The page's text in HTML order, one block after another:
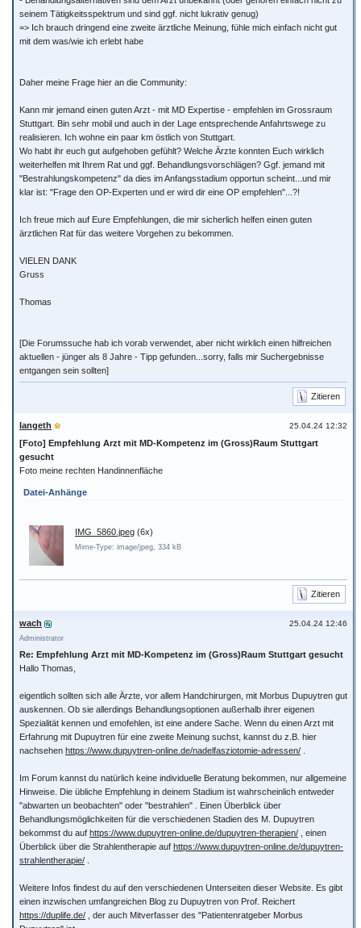
seinem Tätigkeitsspektrum und sind ggf. nicht lukrativ genug)
=> Ich brauch dringend eine zweite ärztliche Meinung, fühle mich einfach nicht gut
mit dem was/wie ich erlebt habe
Daher meine Frage hier an die Community:
Kann mir jemand einen guten Arzt - mit MD Expertise - empfehlen im Grossraum
Stuttgart. Bin sehr mobil und auch in der Lage entsprechende Anfahrtswege zu
realisieren. Ich wohne ein paar km östlich von Stuttgart.
Wo habt ihr euch gut aufgehoben gefühlt? Welche Ärzte konnten Euch wirklich
weiterhelfen mit Ihrem Rat und ggf. Behandlungsvorschlägen? Ggf. jemand mit
"Bestrahlungskompetenz" da dies im Anfangsstadium opportun scheint...und mir
klar ist: "Frage den OP-Experten und er wird dir eine OP empfehlen"...?!
Ich freue mich auf Eure Empfehlungen, die mir sicherlich helfen einen guten
ärztlichen Rat für das weitere Vorgehen zu bekommen.
VIELEN DANK
Gruss
Thomas
[Die Forumssuche hab ich vorab verwendet, aber nicht wirklich einen hilfreichen
aktuellen - jünger als 8 Jahre - Tipp gefunden...sorry, falls mir Suchergebnisse
entgangen sein sollten]
Zitieren
25.04.24 12:32
langeth
[Foto] Empfehlung Arzt mit MD-Kompetenz im (Gross)Raum Stuttgart
gesucht
Foto meine rechten Handinnenfläche
Datei-Anhänge
IMG_5860.jpeg (6x)
Mime-Type: image/jpeg, 334 kB
Zitieren
25.04.24 12:46
wach
Administrator
Re: Empfehlung Arzt mit MD-Kompetenz im (Gross)Raum Stuttgart gesucht
Hallo Thomas,
eigentlich sollten sich alle Ärzte, vor allem Handchirurgen, mit Morbus Dupuytren gut
auskennen. Ob sie allerdings Behandlungsoptionen außerhalb ihrer eigenen
Spezialität kennen und emofehlen, ist eine andere Sache. Wenn du einen Arzt mit
Erfahrung mit Dupuytren für eine zweite Meinung suchst, kannst du z.B. hier
nachsehen https://www.dupuytren-online.de/nadelfasziotomie-adressen/
Im Forum kannst du natürlich keine individuelle Beratung bekommen, nur allgemeine
Hinweise. Die übliche Empfehlung in deinem Stadium ist wahrscheinlich entweder
"abwarten un beobachten" oder "bestrahlen" . Einen Überblick über
Behandlungsmöglichkeiten für die verschiedenen Stadien des M. Dupuytren
bekommst du auf https://www.dupuytren-online.de/dupuytren-therapien/ , einen
Überblick über die Strahlentherapie auf https://www.dupuytren-online.de/dupuytren-
strahlentherapie/
Weitere Infos findest du auf den verschiedenen Unterseiten dieser Website. Es gibt
einen inzwischen umfangreichen Blog zu Dupuytren von Prof. Reichert
https://duplife.de/ , der auch Mitverfasser des "Patientenratgeber Morbus